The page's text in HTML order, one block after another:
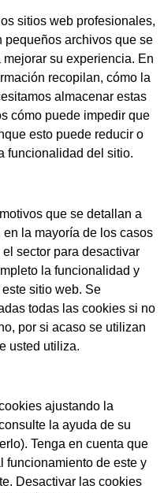
sitios web profesionales,
pequeños archivos que se
su experiencia. En
recopilan, cómo la
almacenar estas
cómo puede impedir que
esto puede reducir o
funcionalidad del sitio.
que se detallan a
la mayoría de los casos
sector para desactivar
la funcionalidad y
sitio web. Se
todas las cookies si no
por si acaso se utilizan
usted utiliza.
ajustando la
la ayuda de su
Tenga en cuenta que
funcionamiento de este y
Desactivar las cookies